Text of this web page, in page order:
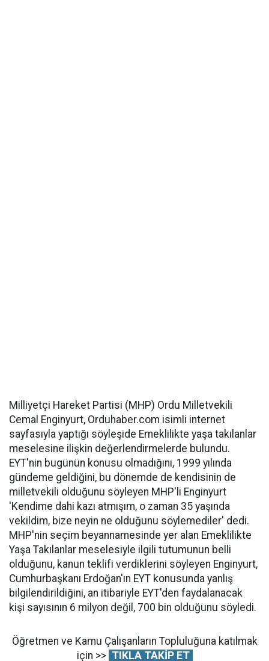
Milliyetçi Hareket Partisi (MHP) Ordu Milletvekili
Cemal Enginyurt, Orduhaber.com isimli internet
sayfasıyla yaptığı söyleşide Emeklilikte yaşa takılanlar
meselesine ilişkin değerlendirmelerde bulundu.
EYT'nin bugünün konusu olmadığını, 1999 yılında
gündeme geldiğini, bu dönemde de kendisinin de
milletvekili olduğunu söyleyen MHP'li Enginyurt
'Kendime dahi kazı atmışım, o zaman 35 yaşında
vekildim, bize neyin ne olduğunu söylemediler' dedi.
MHP'nin seçim beyannamesinde yer alan Emeklilikte
Yaşa Takılanlar meselesiyle ilgili tutumunun belli
olduğunu, kanun teklifi verdiklerini söyleyen Enginyurt,
Cumhurbaşkanı Erdoğan'ın EYT konusunda yanlış
bilgilendirildiğini, an itibariyle EYT'den faydalanacak
kişi sayısının 6 milyon değil, 700 bin olduğunu söyledi.
Öğretmen ve Kamu Çalışanların Topluluğuna katılmak
için >> TIKLA TAKİP ET